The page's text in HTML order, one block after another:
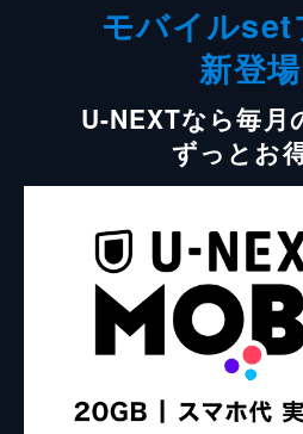
モバイル
新登場
U-NEXTなら毎月
ずっとお